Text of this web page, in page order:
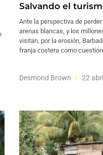
Salvando el
Ante la perspectiva de
arenas blancas, y los
visitan, por la erosión,
franja costera como
Desmond Brown 22